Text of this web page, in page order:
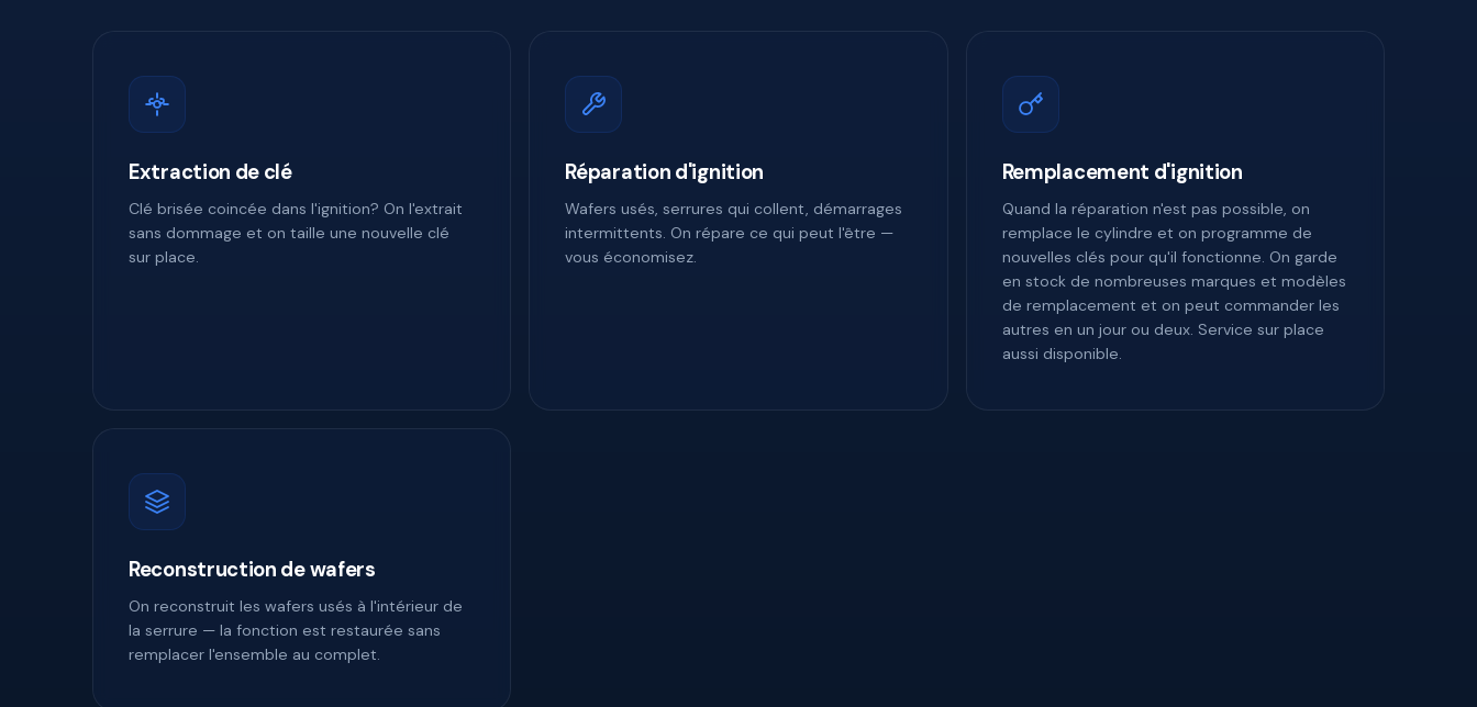
Extraction de clé
Clé brisée coincée dans l'ignition? On l'extrait
sans dommage et on taille une nouvelle clé
sur place.
Réparation d'ignition
Wafers usés, serrures qui collent, démarrages
intermittents. On répare ce qui peut l'être —
vous économisez.
Remplacement d'ignition
Quand la réparation n'est pas possible, on
remplace le cylindre et on programme de
nouvelles clés pour qu'il fonctionne. On garde
en stock de nombreuses marques et modèles
de remplacement et on peut commander les
autres en un jour ou deux. Service sur place
aussi disponible.
Reconstruction de wafers
On reconstruit les wafers usés à l'intérieur de
la serrure — la fonction est restaurée sans
remplacer l'ensemble au complet.